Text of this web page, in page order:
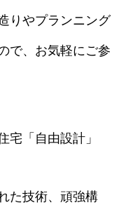
りやプランニング
で、お気軽にご参
宅「自由設計」
た技術、頑強構